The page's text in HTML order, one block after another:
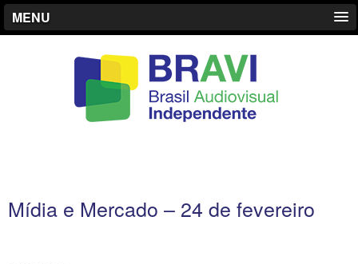
MENU
Mídia e Mercado – 24 de fevereiro